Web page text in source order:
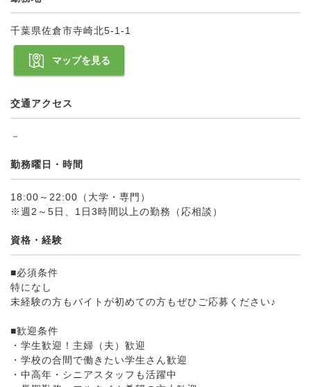
千葉県佐倉市寺崎北5-1-1
マップを見る
交通アクセス
－
勤務曜日・時間
18:00～22:00（大学・専門）
※週2～5日、1日3時間以上の勤務（応相談）
資格・経験
■必須条件
特になし
未経験の方もバイトが初めての方もぜひご応募ください♪
■歓迎条件
・学生歓迎！主婦（夫）歓迎
・学校の合間で働きたい学生さん歓迎
・中高年・シニアスタッフも活躍中